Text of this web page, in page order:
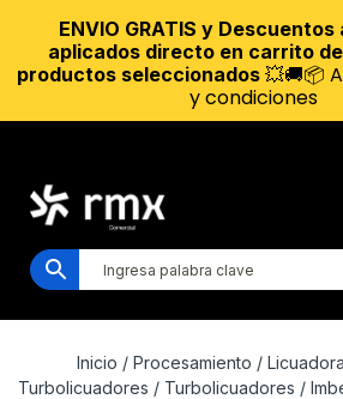
Inicio / Procesamiento /
Turbolicuadores / Turbolicuadores /
ENVIO GRATIS y
aplicados directo en carrito
productos seleccionados 💥🚚📦
y condiciones